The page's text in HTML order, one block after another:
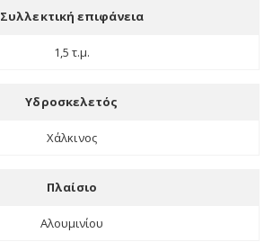
Συλλεκτική επιφάνεια
1,5 τ.μ.
Υδροσκελετός
Χάλκινος
Πλαίσιο
Αλουμινίου